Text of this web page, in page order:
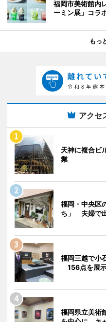
福岡市美術館内
ーミン展」コラ
もっ
アクセ
天神に複合ビ
業
福岡・中央区
ち」 夫婦で
福岡三越で小
156点を展
福岡県立美術